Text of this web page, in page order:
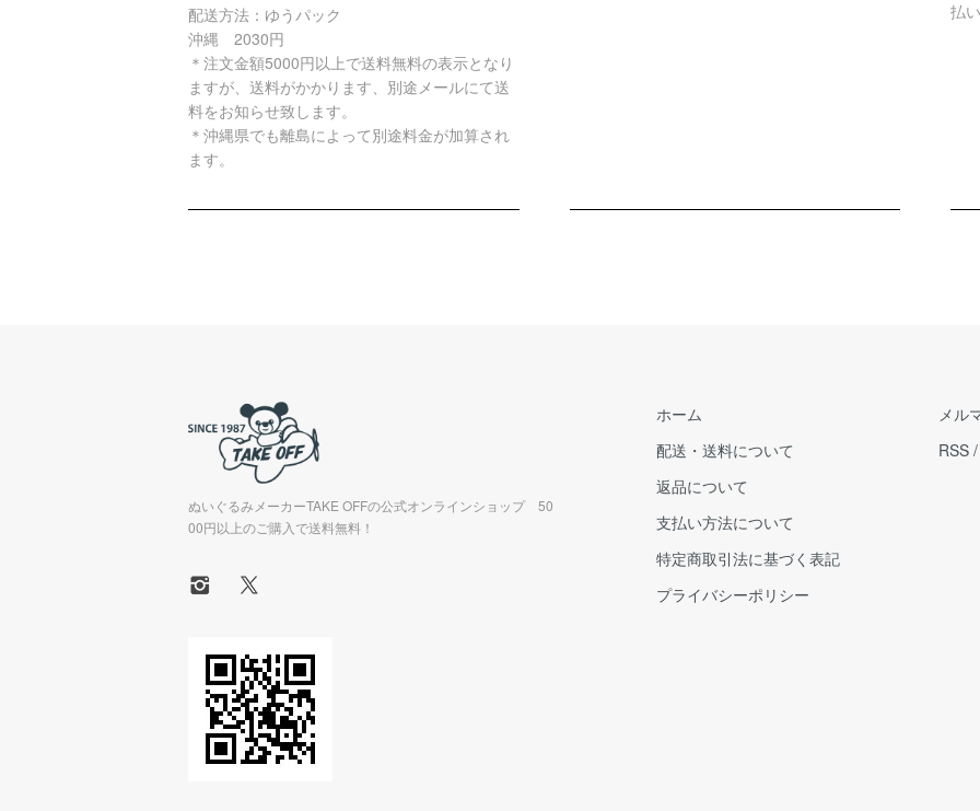
配送方法：ゆうパック
沖縄 2030円
＊注文金額5000円以上で送料無料の表示となり
ますが、送料がかかります、別途メールにて送
料をお知らせ致します。
＊沖縄県でも離島によって別途料金が加算され
ます。
払
ぬいぐるみメーカーTAKE OFFの公式オンラインショップ 50
00円以上のご購入で送料無料！
ホーム
配送・送料について
返品について
支払い方法について
特定商取引法に基づく表記
プライバシーポリシー
メル
RSS /